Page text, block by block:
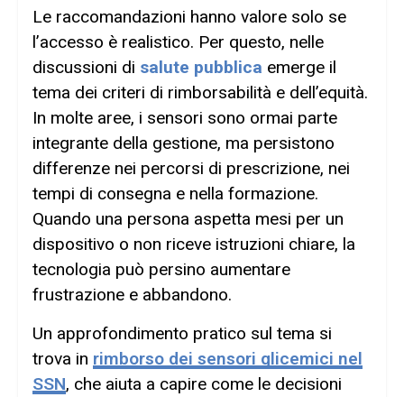
Le raccomandazioni hanno valore solo se
l’accesso è realistico. Per questo, nelle
discussioni di salute pubblica emerge il
tema dei criteri di rimborsabilità e dell’equità.
In molte aree, i sensori sono ormai parte
integrante della gestione, ma persistono
differenze nei percorsi di prescrizione, nei
tempi di consegna e nella formazione.
Quando una persona aspetta mesi per un
dispositivo o non riceve istruzioni chiare, la
tecnologia può persino aumentare
frustrazione e abbandono.
Un approfondimento pratico sul tema si
trova in rimborso dei sensori glicemici nel
SSN, che aiuta a capire come le decisioni